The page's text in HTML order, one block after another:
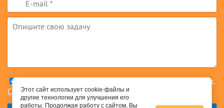
Я согласен на обработку моих персональных данных.
Соглашение
Этот сайт использует cookie-файлы и
другие технологии для улучшения его
работы. Продолжая работу с сайтом, Вы